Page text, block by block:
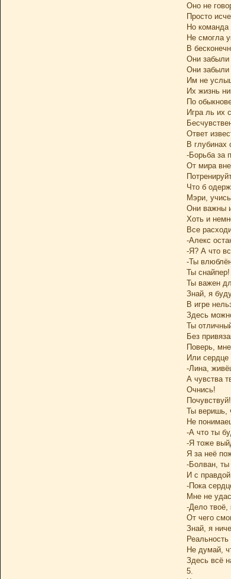
Оно не
Просто
Но
Не смогла
В
Они забыли
Они забыли
Им не
Их жизнь
По
Игра ль их
Ответ
В глубинах
-Борьба за
От мира
Что б
Мэри,
Они важны
Хоть и
Все
-Алекс
-Я? А что
-Ты
Ты
Ты важен
Знай, я
В игре
Здесь
Ты
Без
Поверь,
Или сердце
-Лина,
А чувства
Очнись!
Ты веришь,
Не
-А что ты
-Я тоже
Я за неё
-Болван, ты
И с
-Пока
Мне не
-Дело твоё,
От чего
Знай, я
Не думай,
Здесь всё
5.